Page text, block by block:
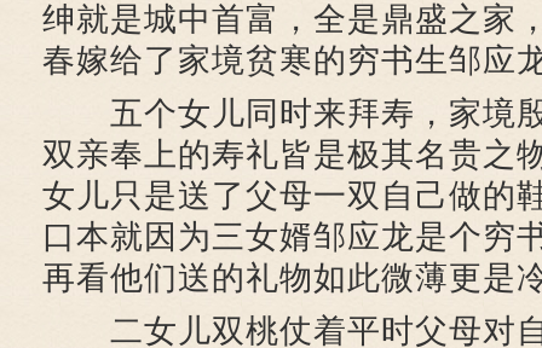
绅就是城中首富，全是鼎盛之家
春嫁给了家境贫寒的穷书生邹应
五个女儿同时来拜寿，家境
双亲奉上的寿礼皆是极其名贵之
女儿只是送了父母一双自己做的
口本就因为三女婿邹应龙是个穷
再看他们送的礼物如此微薄更是
二女儿双桃仗着平时父母对